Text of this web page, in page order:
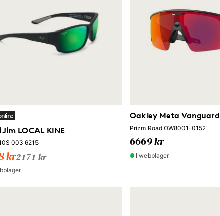
Jim LOCAL KINE
003 6215
kr2171 kr
Oakley Meta Vanguard
Prizm Road OW8001-0152
6669 kr
I webblager